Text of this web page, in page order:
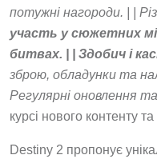
потужні нагороди. | |
участь у сюжетних
битвах. | | Здобич і
зброю, обладунки та
Регулярні оновлення
курсі нового контенту
Destiny 2 пропонує